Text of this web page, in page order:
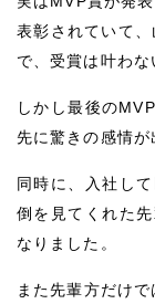
表彰されていて
で、受賞は叶わな
しかし最後の
先に驚きの感情が
同時に、入社し
倒を見てくれた
なりました。
また先輩方だけ